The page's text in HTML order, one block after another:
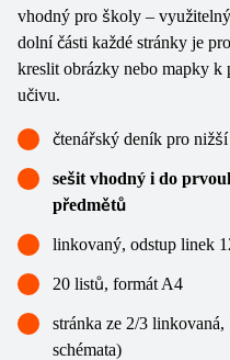
vhodný pro školy –
dolní části každé stránky je
kreslit obrázky nebo mapky k
učivu.
čtenářský deník pro
sešit vhodný i do
předmětů
linkovaný, odstup linek
20 listů, formát A4
stránka ze 2/3
schémata)